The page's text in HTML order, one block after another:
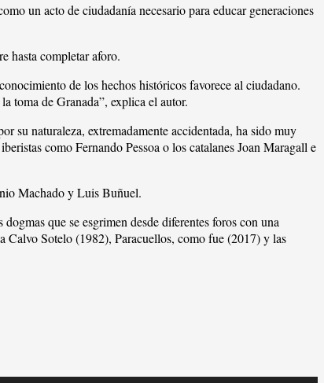
un acto de ciudadanía necesario para educar generaciones
hasta completar aforo.
de los hechos históricos favorece al ciudadano.
toma de Granada”, explica el autor.
su naturaleza, extremadamente accidentada, ha sido muy
como Fernando Pessoa o los catalanes Joan Maragall e
Machado y Luis Buñuel.
que se esgrimen desde diferentes foros con una
Calvo Sotelo (1982), Paracuellos, como fue (2017) y las